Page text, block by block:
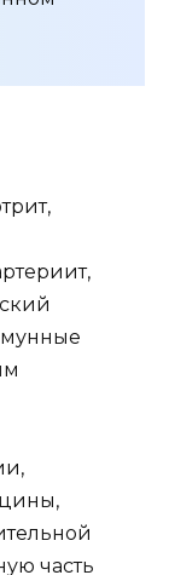
часть